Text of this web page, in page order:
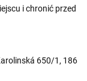
i chronić przed
650/1, 186